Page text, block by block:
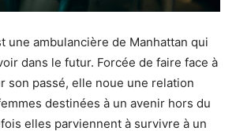
une ambulancière de Manhattan qui
dans le futur. Forcée de faire face à
son passé, elle noue une relation
destinées à un avenir hors du
elles parviennent à survivre à un